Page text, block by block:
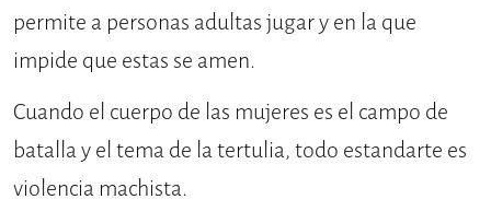
permite a personas adultas jugar y en la que
impide que estas se amen.
Cuando el cuerpo de las mujeres es el campo de
batalla y el tema de la tertulia, todo estandarte es
violencia machista.